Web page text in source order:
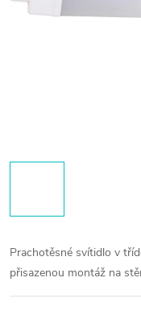
Prachotěsné svítidlo v
přisazenou montáž na